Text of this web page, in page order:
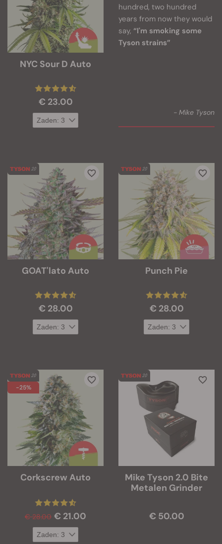
NYC Sour D Auto
€ 23.00
hundred, two hundred
years from now they would
say, “I'm smoking some
Tyson strains”
- Mike Tyson
GOAT'lato Auto
€ 28.00
Punch Pie
€ 28.00
-25%
Corkscrew Auto
€ 28.00 € 21.00
Mike Tyson 2.0 Bite
Metalen Grinder
€ 50.00